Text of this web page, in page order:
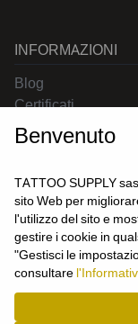
CONTATTACI
INFORMAZIONI
Blog
Certificati
Contatti
Benvenuto
TATTOO SUPPLY
sito Web per
l'utilizzo del sito e
gestire i cookie in
"Gestisci le
consultare